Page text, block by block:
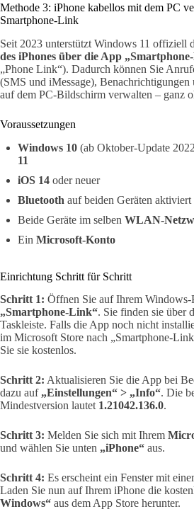
Methode 3: iPhone kabellos mit dem PC
Smartphone-Link
Seit 2023 unterstützt Windows 11 offiziell
des iPhones über die App
„Phone Link“). Dadurch können Sie
(SMS und iMessage), Benachrichtigungen
auf dem PC-Bildschirm verwalten – ganz
Voraussetzungen
Windows 10 (ab Oktober-Update
11
iOS 14 oder neuer
Bluetooth auf beiden Geräten aktiviert
Beide Geräte im selben WLAN-
Ein Microsoft-Konto
Einrichtung Schritt für Schritt
Schritt 1: Öffnen Sie auf Ihrem
„Smartphone-Link“. Sie finden sie über
Taskleiste. Falls die App noch nicht
im Microsoft Store nach „Smartphone-
Sie sie kostenlos.
Schritt 2: Aktualisieren Sie die App bei
dazu auf „Einstellungen“ > „Info“. Die
Mindestversion lautet 1.21042.136.0.
Schritt 3: Melden Sie sich mit Ihrem
und wählen Sie unten „iPhone“ aus.
Schritt 4: Es erscheint ein Fenster mit
Laden Sie nun auf Ihrem iPhone die
Windows“ aus dem App Store herunter.